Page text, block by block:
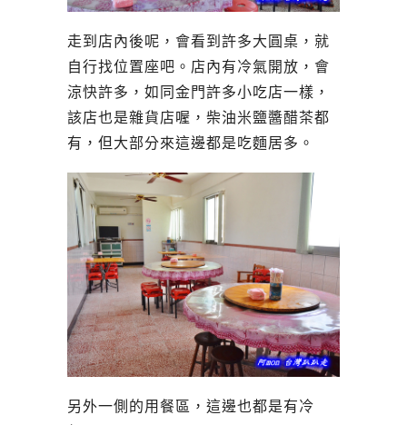
走到店內後呢，會看到許多大圓桌，就
自行找位置座吧。店內有冷氣開放，會
涼快許多，如同金門許多小吃店一樣，
該店也是雜貨店喔，柴油米鹽醬醋茶都
有，但大部分來這邊都是吃麵居多。
另外一側的用餐區，這邊也都是有冷